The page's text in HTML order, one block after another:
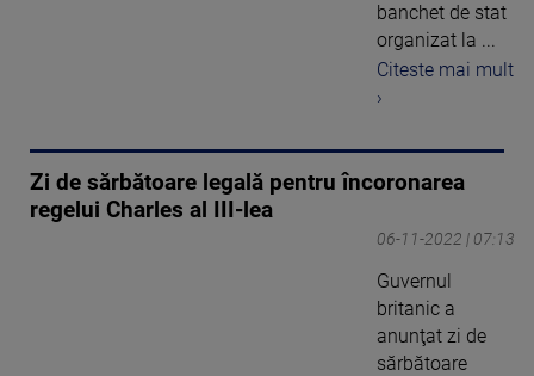
banchet de stat
organizat la ...
Citeste mai mult
›
Zi de sărbătoare legală pentru încoronarea
regelui Charles al III-lea
06-11-2022 | 07:13
Guvernul
britanic a
anunţat zi de
sărbătoare